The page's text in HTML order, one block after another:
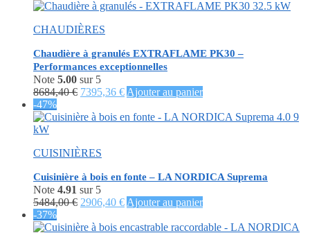
CHAUDIÈRES
Chaudière à granulés EXTRAFLAME PK30 –
Performances exceptionnelles
Note 5.00 sur 5
8684,40€ Le
initial
7395,36 €Le
actuel
Ajouter au panier
-47%
CUISINIÈRES
Cuisinière à bois en fonte – LA NORDICA Suprema
Note 4.91 sur 5
5484,00€ Le
initial
2906,40 €Le
actuel
Ajouter au panier
-37%